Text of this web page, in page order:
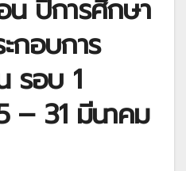
น ปีการศึกษา
กอบการ
รอบ 1
– 31 มีนาคม